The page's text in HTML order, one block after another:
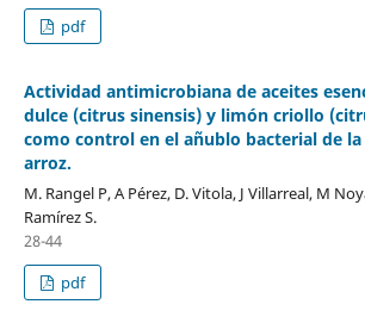
pdf
Actividad antimicrobiana de aceites
dulce (citrus sinensis) y limón criollo
como control en el añublo bacterial de
arroz.
M. Rangel P, A Pérez, D. Vitola, J Villarreal, M
Ramírez S.
28-44
pdf